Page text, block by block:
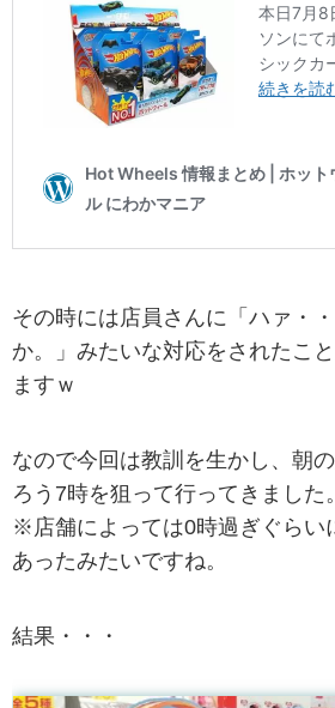
その時には店員さんに「ハァ・
か。」みたいな対応をされたこ
ますｗ
なので今回は教訓を生かし、朝
ろう7時を狙って行ってきました。
※店舗によっては0時過ぎぐらい
あったみたいですね。
結果・・・